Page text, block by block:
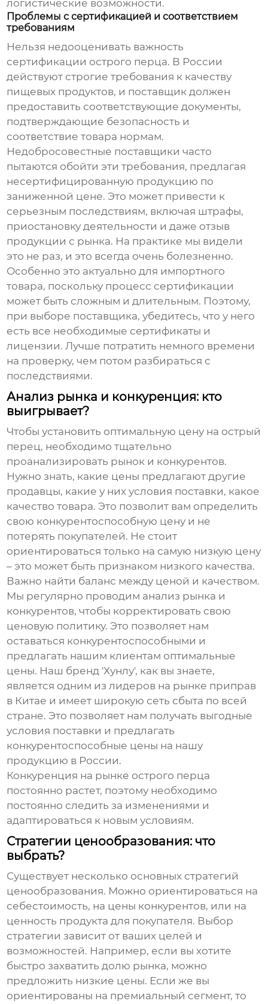
логистические возможности.
Проблемы с сертификацией и соответствием
требованиям
Нельзя недооценивать важность
сертификации острого перца. В России
действуют строгие требования к качеству
пищевых продуктов, и поставщик должен
предоставить соответствующие документы,
подтверждающие безопасность и
соответствие товара нормам.
Недобросовестные поставщики часто
пытаются обойти эти требования, предлагая
несертифицированную продукцию по
заниженной цене. Это может привести к
серьезным последствиям, включая штрафы,
приостановку деятельности и даже отзыв
продукции с рынка. На практике мы видели
это не раз, и это всегда очень болезненно.
Особенно это актуально для импортного
товара, поскольку процесс сертификации
может быть сложным и длительным. Поэтому,
при выборе поставщика, убедитесь, что у него
есть все необходимые сертификаты и
лицензии. Лучше потратить немного времени
на проверку, чем потом разбираться с
последствиями.
Анализ рынка и конкуренция: кто
выигрывает?
Чтобы установить оптимальную цену на острый
перец, необходимо тщательно
проанализировать рынок и конкурентов.
Нужно знать, какие цены предлагают другие
продавцы, какие у них условия поставки, какое
качество товара. Это позволит вам определить
свою конкурентоспособную цену и не
потерять покупателей. Не стоит
ориентироваться только на самую низкую цену
– это может быть признаком низкого качества.
Важно найти баланс между ценой и качеством.
Мы регулярно проводим анализ рынка и
конкурентов, чтобы корректировать свою
ценовую политику. Это позволяет нам
оставаться конкурентоспособными и
предлагать нашим клиентам оптимальные
цены. Наш бренд 'Хунлу', как вы знаете,
является одним из лидеров на рынке приправ
в Китае и имеет широкую сеть сбыта по всей
стране. Это позволяет нам получать выгодные
условия поставки и предлагать
конкурентоспособные цены на нашу
продукцию в России.
Конкуренция на рынке острого перца
постоянно растет, поэтому необходимо
постоянно следить за изменениями и
адаптироваться к новым условиям.
Стратегии ценообразования: что
выбрать?
Существует несколько основных стратегий
ценообразования. Можно ориентироваться на
себестоимость, на цены конкурентов, или на
ценность продукта для покупателя. Выбор
стратегии зависит от ваших целей и
возможностей. Например, если вы хотите
быстро захватить долю рынка, можно
предложить низкие цены. Если же вы
ориентированы на премиальный сегмент, то